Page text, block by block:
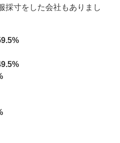
採寸をした会社もありまし